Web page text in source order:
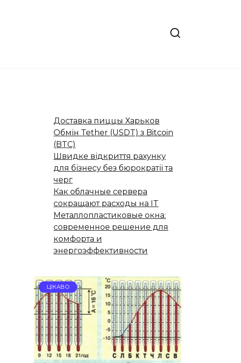
Доставка пиццы Харьков
Обмін Tether (USDT) з Bitcoin
(BTC)
Швидке відкриття рахунку
для бізнесу без бюрократії та
черг
Как облачные сервера
сокращают расходы на IT
Металлопластиковые окна:
современное решение для
комфорта и
энергоэффективности
ЦІКАВО